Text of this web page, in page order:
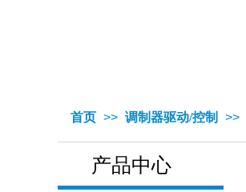
首页 >> 调制器驱动/控制 >>
产品中心